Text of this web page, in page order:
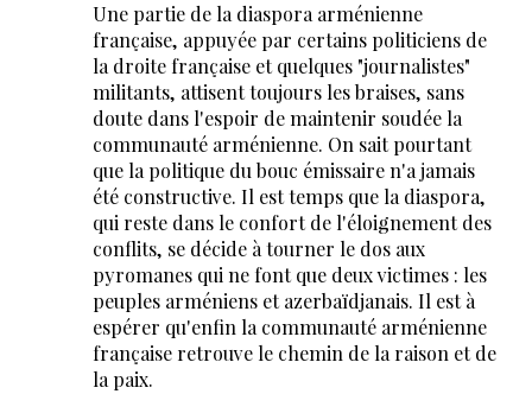
Une partie de la diaspora arménienne
française, appuyée par certains politiciens de
la droite française et quelques "journalistes"
militants, attisent toujours les braises, sans
doute dans l'espoir de maintenir soudée la
communauté arménienne. On sait pourtant
que la politique du bouc émissaire n'a jamais
été constructive. Il est temps que la diaspora,
qui reste dans le confort de l'éloignement des
conflits, se décide à tourner le dos aux
pyromanes qui ne font que deux victimes : les
peuples arméniens et azerbaïdjanais. Il est à
espérer qu'enfin la communauté arménienne
française retrouve le chemin de la raison et de
la paix.